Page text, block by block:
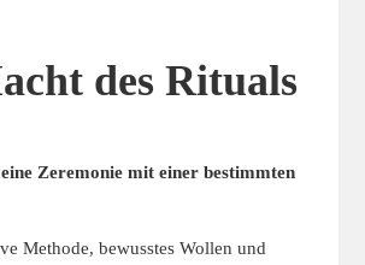
des Rituals
Zeremonie mit einer bestimmten
Methode, bewusstes Wollen und